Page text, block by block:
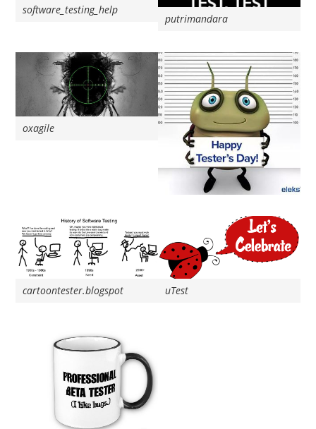
software_testing_help
putrimandara
oxagile
cartoontester.blogspot uTest